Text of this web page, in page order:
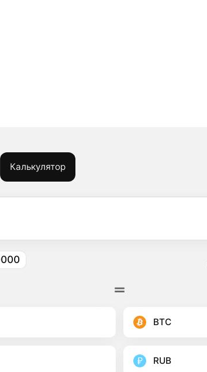
Калькулятор
BTC
RUB